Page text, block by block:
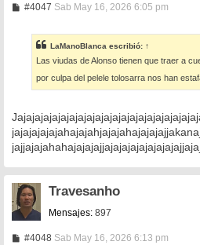
#4047M
a
j
Sab May 16, 2026 6:05 pm
LaManoBlanca escribió: ↑
Las viudas de Alonso tienen que traer a
por culpa del pelele tolosarra nos han
Travesanho
Mensajes: 897
#4048MSab May 16, 2026 6:13 pm